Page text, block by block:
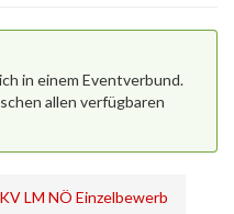
in einem Eventverbund.
allen verfügbaren
LM NÖ Einzelbewerb